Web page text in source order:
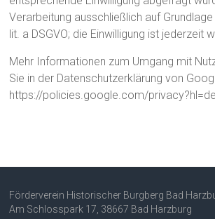
Verarbeitung ausschließlich auf
lit. a DSGVO; die Einwilligung ist jederzeit
Mehr Informationen zum Umgang mit
Sie in der Datenschutzerklärung von
https://policies.google.com/privacy?hl=de.
Förderverein Historischer Burgberg Bad
Am Schlosspark 17, 38667 Bad Harzburg